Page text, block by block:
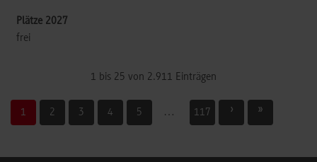
frei
1 bis 25 von 2.911 Einträgen
1 2 3 4 5 … 117